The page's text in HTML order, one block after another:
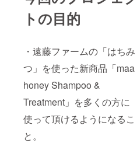
トの目的
・遠藤ファームの「はちみ
つ」を使った新商品「maa
honey Shampoo &
Treatment」を多くの方に
使って頂けるようになるこ
と。